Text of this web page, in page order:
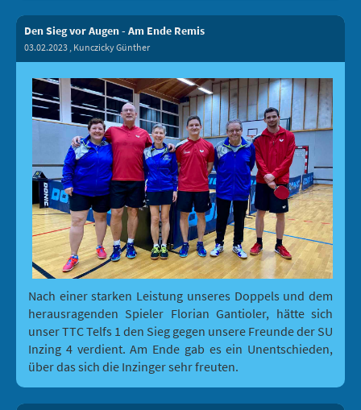
Den Sieg vor Augen - Am Ende Remis
03.02.2023 , Kunczicky Günther
Nach einer starken Leistung unseres Doppels und dem
herausragenden Spieler Florian Gantioler, hätte sich
unser TTC Telfs 1 den Sieg gegen unsere Freunde der SU
Inzing 4 verdient. Am Ende gab es ein Unentschieden,
über das sich die Inzinger sehr freuten.